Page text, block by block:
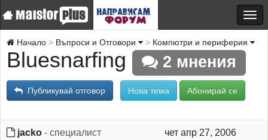
Начало Въпроси и Отговори Компютри и периферия
Bluesnarfing 2 мнения
Публикувай отговор Нова тема Абонирай се
jacko - специалист
чет апр 27, 2006